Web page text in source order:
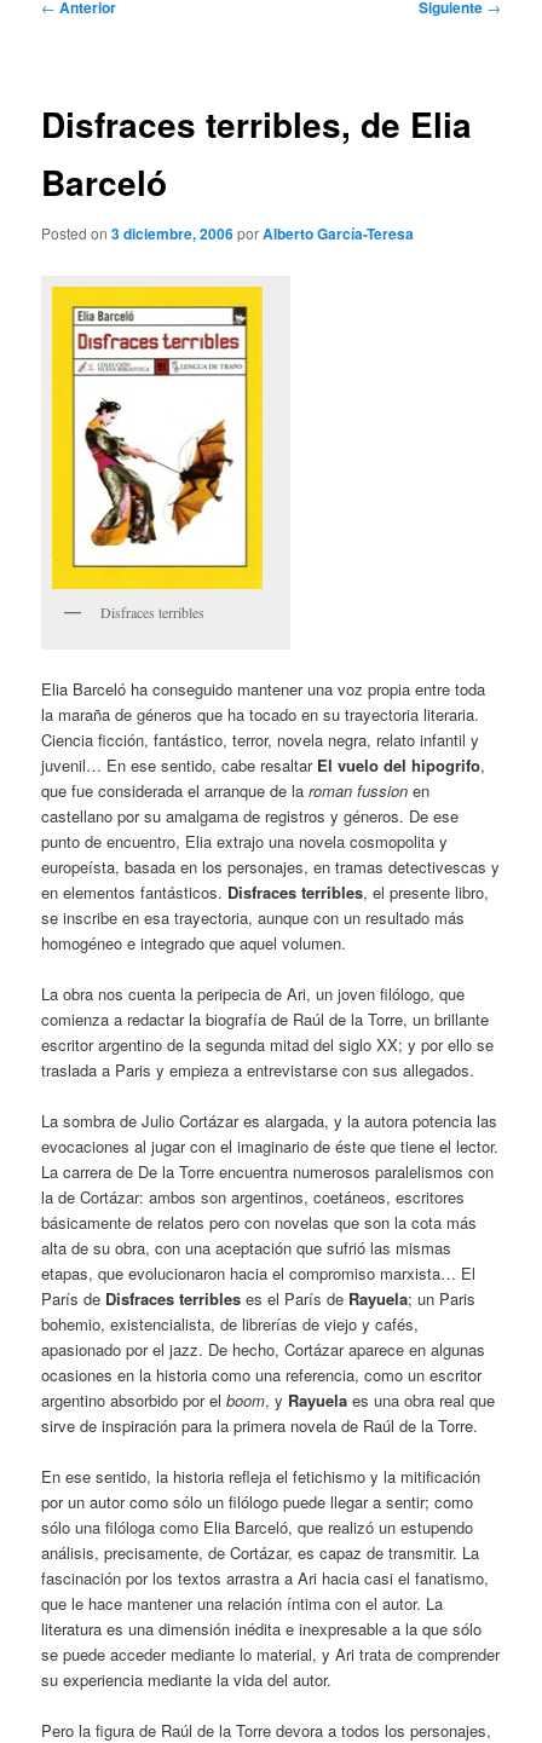
← Anterior Siguiente →
Disfraces terribles, de Elia
Barceló
Posted on3 diciembre, 2006porAlberto García-Teresa
Disfraces terribles
Elia Barceló ha conseguido mantener una voz propia entre toda
la maraña de géneros que ha tocado en su trayectoria literaria.
Ciencia ficción, fantástico, terror, novela negra, relato infantil y
juvenil… En ese sentido, cabe resaltar El vuelo del hipogrifo,
que fue considerada el arranque de laroman fussion en
castellano por su amalgama de registros y géneros. De ese
punto de encuentro, Elia extrajo una novela cosmopolita y
europeísta, basada en los personajes, en tramas detectivescas y
en elementos fantásticos. Disfraces terribles, el presente libro,
se inscribe en esa trayectoria, aunque con un resultado más
homogéneo e integrado que aquel volumen.
La obra nos cuenta la peripecia de Ari, un joven filólogo, que
comienza a redactar la biografía de Raúl de la Torre, un brillante
escritor argentino de la segunda mitad del siglo XX; y por ello se
traslada a Paris y empieza a entrevistarse con sus allegados.
La sombra de Julio Cortázar es alargada, y la autora potencia las
evocaciones al jugar con el imaginario de éste que tiene el lector.
La carrera de De la Torre encuentra numerosos paralelismos con
la de Cortázar: ambos son argentinos, coetáneos, escritores
básicamente de relatos pero con novelas que son la cota más
alta de su obra, con una aceptación que sufrió las mismas
etapas, que evolucionaron hacia el compromiso marxista… El
París de Disfraces terribles es el París de Rayuela; un Paris
bohemio, existencialista, de librerías de viejo y cafés,
apasionado por el jazz. De hecho, Cortázar aparece en algunas
ocasiones en la historia como una referencia, como un escritor
argentino absorbido por elboom, y Rayuela es una obra real que
sirve de inspiración para la primera novela de Raúl de la Torre.
En ese sentido, la historia refleja el fetichismo y la mitificación
por un autor como sólo un filólogo puede llegar a sentir; como
sólo una filóloga como Elia Barceló, que realizó un estupendo
análisis, precisamente, de Cortázar, es capaz de transmitir. La
fascinación por los textos arrastra a Ari hacia casi el fanatismo,
que le hace mantener una relación íntima con el autor. La
literatura es una dimensión inédita e inexpresable a la que sólo
se puede acceder mediante lo material, y Ari trata de comprender
su experiencia mediante la vida del autor.
Pero la figura de Raúl de la Torre devora a todos los personajes,